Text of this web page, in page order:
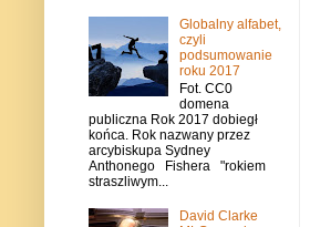
Globalny alfabet,
czyli
podsumowanie
roku 2017
Fot. CC0
domena
publiczna Rok 2017 dobiegł
końca. Rok nazwany przez
arcybiskupa Sydney
Anthonego Fishera "rokiem
straszliwym...
David Clarke